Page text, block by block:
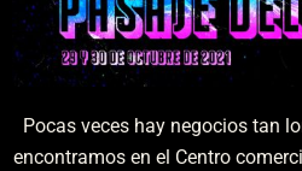
Pocas veces hay negocios tan
encontramos en el Centro